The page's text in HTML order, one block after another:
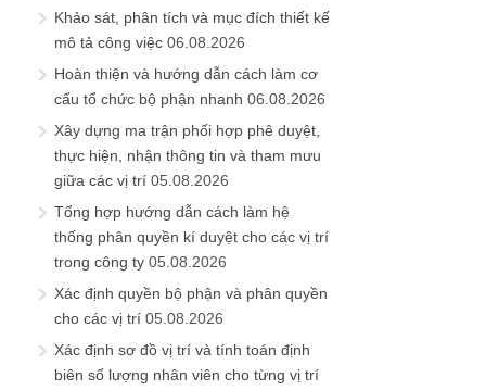
Khảo sát, phân tích và mục đích thiết kế
mô tả công việc 06.08.2026
Hoàn thiện và hướng dẫn cách làm cơ
cấu tổ chức bộ phận nhanh 06.08.2026
Xây dựng ma trận phối hợp phê duyệt,
thực hiện, nhận thông tin và tham mưu
giữa các vị trí 05.08.2026
Tổng hợp hướng dẫn cách làm hệ
thống phân quyền kí duyệt cho các vị trí
trong công ty 05.08.2026
Xác định quyền bộ phận và phân quyền
cho các vị trí 05.08.2026
Xác định sơ đồ vị trí và tính toán định
biên số lượng nhân viên cho từng vị trí